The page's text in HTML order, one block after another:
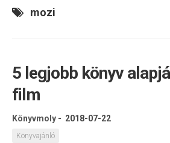
Kapcsolat
Olvasó sarok
Könyveim
Rólam
mozi
5 legjobb könyv
film
Könyvmoly - 2018-07-22
Könyvajánló